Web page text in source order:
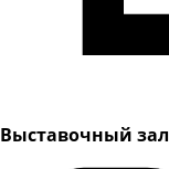
Выставочный зал